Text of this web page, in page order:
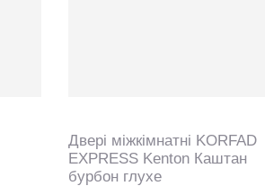
Двері міжкімнатні KORFAD
EXPRESS Kenton Каштан
бурбон глухе